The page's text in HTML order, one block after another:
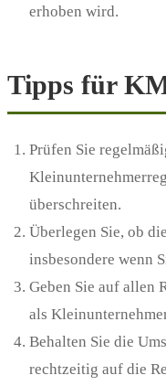
erhoben wird.
Tipps für
Prüfen Sie
überschreiten.
Überlegen Sie, ob
insbesondere wenn
Geben Sie auf allen
als
Behalten Sie die
rechtzeitig auf die